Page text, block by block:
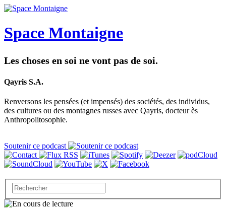
Space Montaigne
Les choses en soi ne vont pas de soi.
Qayris S.A.
Renversons les pensées (et impensés) des sociétés, des individus,
des cultures ou des montagnes russes avec Qayris, docteur ès
Anthropolitosophie.
Soutenir ce podcast